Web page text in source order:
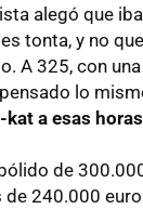
alegó que
tonta, y no
A 325, con
lo
a esas horas
de
240.000